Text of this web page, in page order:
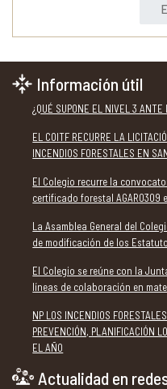
Información útil
¿QUÉ SUPONE EL NIVEL 3 ANTE
EL COITF RECURRE LA
INCENDIOS FORESTALES EN
El Colegio recurre la
certificado forestal AGAR0309
La Asamblea General del
de modificación de los
El Colegio se reúne con la
líneas de colaboración en
NP LOS INCENDIOS
PREVENCIÓN, PLANIFICACIÓN
EL AÑO
Actualidad en